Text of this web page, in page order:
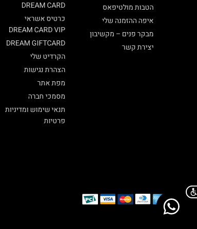
DREAM CARD
כרטיס אשראי
DREAM CARD VIP
DREAM GIFTCARD
הקרדיט שלי
הצהרת נגישות
מפת אתר
מסמכי חברה
תנאי שימוש ומדיניות
פרטיות
הטבות מולטיפאס
איפה ההזמנה שלי
מבקר פנים – מקשיבון
יצירת קשר
Chat on WhatsApp